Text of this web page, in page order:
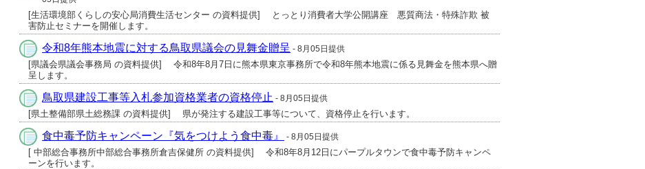
[生活環境部くらしの安心局消費生活センター の資料提供] とっとり消費者大学公開講座 悪質商法・特殊詐欺 被
害防止セミナーを開催します。
令和8年熊本地震に対する鳥取県議会の見舞金贈呈 - 8月05日提供
[県議会県議会事務局 の資料提供] 令和8年8月7日に熊本県東京事務所で令和8年熊本地震に係る見舞金を熊本県へ贈
呈します。
鳥取県建設工事等入札参加資格業者の資格停止 - 8月05日提供
[県土整備部県土総務課 の資料提供] 県が発注する建設工事等について、資格停止を行います。
食中毒予防キャンペーン『気をつけよう食中毒』 - 8月05日提供
[ 中部総合事務所中部総合事務所倉吉保健所 の資料提供] 令和8年8月12日にパープルタウンで食中毒予防キャンペ
ーンを行います。